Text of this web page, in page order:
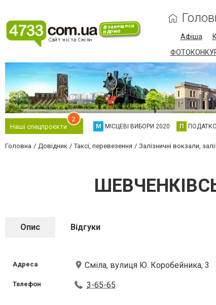
Афіша
Наші спецпроєкти
2
М МІСЦЕВІ ВИБОРИ 2020 П
Головна Довідник Таксі, перевезення Залізничні вокзали,
Опис Відгуки
Адреса Сміла, вулиця Ю. Коробейника, 3
Телефон 3-65-65